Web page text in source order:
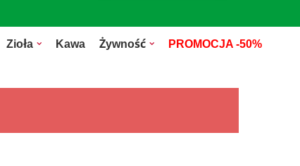
Zioła Kawa Żywność
PROMOCJA -50%